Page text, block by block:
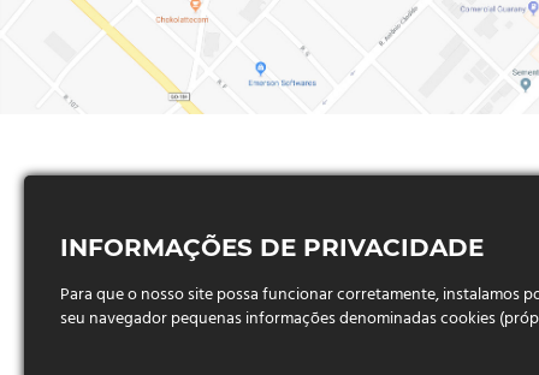
INFORMAÇÕES DE PRIVACIDADE
Para que o nosso site possa funcionar corretamente, instalamos
seu navegador pequenas informações denominadas cookies